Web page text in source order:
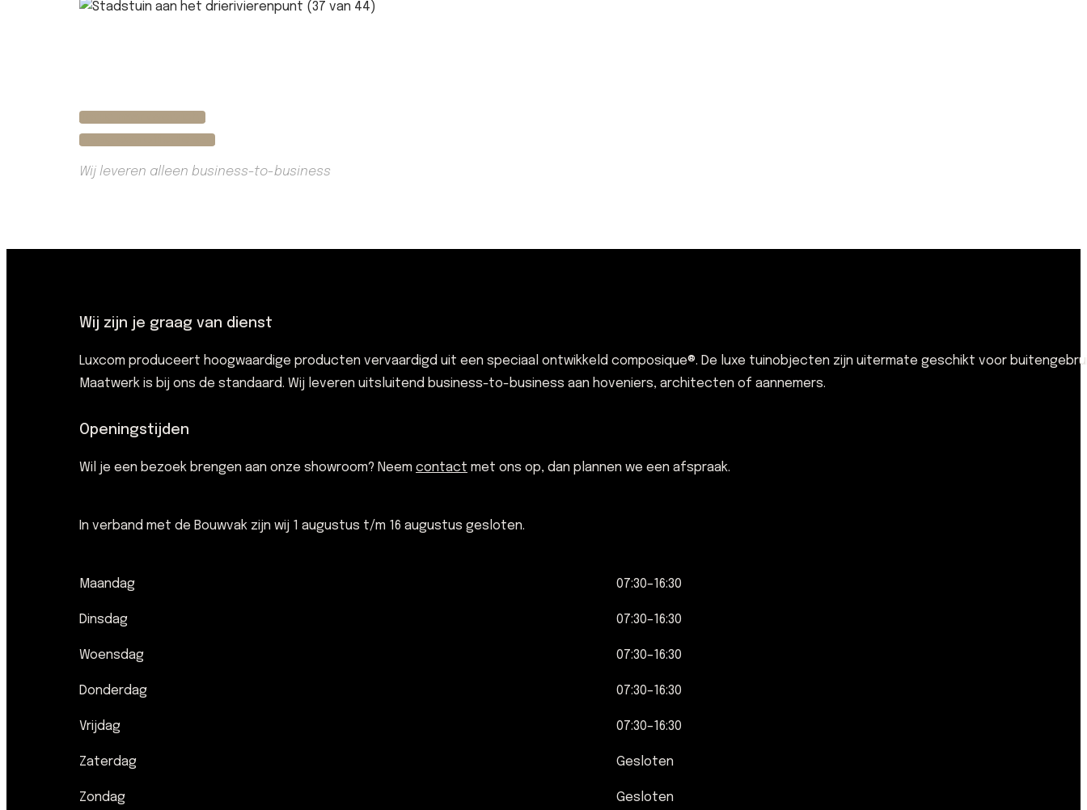
Terug naar overzicht
Vraag een offerte aan
Wij leveren alleen business-to-business
Wij zijn je graag van dienst
Luxcom produceert hoogwaardige producten vervaardigd uit een speciaal ontwikkeld composique®. De luxe tuinobjecten zijn uitermate geschikt voor
Maatwerk is bij ons de standaard. Wij leveren uitsluitend business-to-business aan hoveniers, architecten of aannemers.
Openingstijden
Wil je een bezoek brengen aan onze showroom? Neem contact met ons op, dan plannen we een afspraak.
In verband met de Bouwvak zijn wij 1 augustus t/m 16 augustus gesloten.
Maandag
Dinsdag
Woensdag
Donderdag
Vrijdag
Zaterdag
Zondag
07:30–16:30
07:30–16:30
07:30–16:30
07:30–16:30
07:30–16:30
Gesloten
Gesloten